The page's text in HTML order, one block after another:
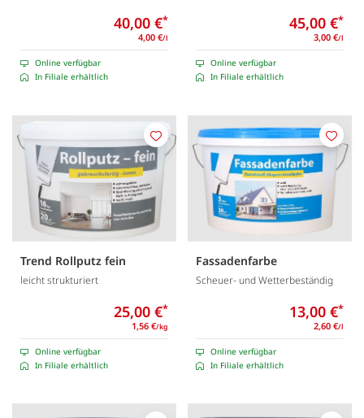
40,00 €*
4,00 €/l
Online verfügbar
In Filiale erhältlich
45,00 €*
3,00 €/l
Online verfügbar
In Filiale erhältlich
Trend Rollputz fein
leicht strukturiert
25,00 €*
1,56 €/kg
Online verfügbar
In Filiale erhältlich
Merken
Fassadenfarbe
Scheuer- und Wetterbeständig
13,00 €*
2,60 €/l
Online verfügbar
In Filiale erhältlich